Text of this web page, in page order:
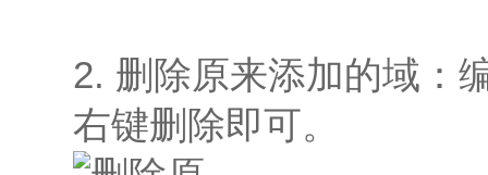
2. 删除原来添加的域
右键删除即可。